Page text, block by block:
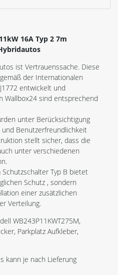
16A Typ 2 7m
ist Vertrauenssache. Diese
der Internationalen
entwickelt und
Wallbox24 sind entsprechend
unter Berücksichtigung
Benutzerfreundlichkeit
stellt sicher, dass die
unter verschiedenen
Typ B bietet
Schutz , sondern
einer zusätzlichen
Verteilung.
WB243P11KWT275M,
Parkplatz Aufkleber,
kann je nach Lieferung